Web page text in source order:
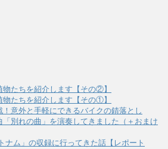
たちを紹介します【その②】
たちを紹介します【その①】
！意外と手軽にできるバイクの錆落とし
「別れの曲」を演奏してきました（＋おまけ
ナム」の収録に行ってきた話【レポート